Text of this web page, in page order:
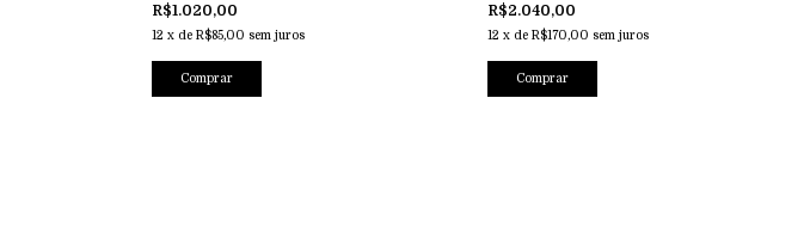
R$1.020,00
12 x de R$85,00 sem juros
R$2.040,00
12 x deR$170,00 sem juros